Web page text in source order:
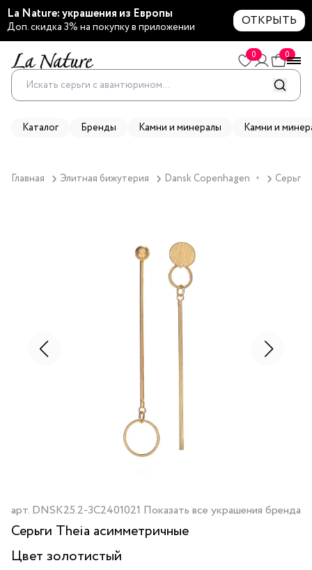
La Nature: украшения из Европы
Доп. скидка 3% на покупку в приложении ОТКРЫТЬ
0 0
Каталог Бренды Камни и минералы Камни и
Главная Элитная бижутерия Dansk Copenhagen ▼ Серьги
арт. DNSK25.2-3C2401021 Показать все украшения бренда
Серьги Theia асимметричные
Цвет золотистый